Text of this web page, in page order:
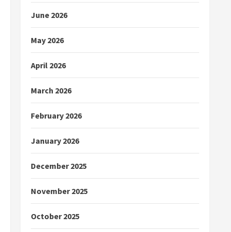
June 2026
May 2026
April 2026
March 2026
February 2026
January 2026
December 2025
November 2025
October 2025